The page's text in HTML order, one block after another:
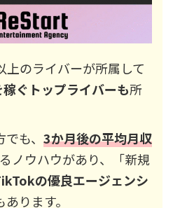
のライバーが所属して
ぐトップライバーも所
も、 3か月後の平均月収
ノウハウがあり、「新規
の優良エージェンシ
ります。